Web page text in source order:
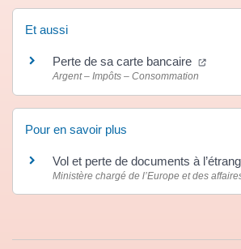
Et aussi
Perte de sa carte bancaire
Argent – Impôts – Consommation
Pour en savoir plus
Vol et perte de documents à
Ministère chargé de l’Europe et des